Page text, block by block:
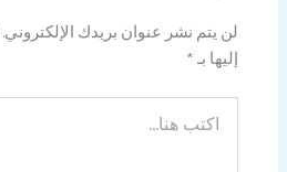
لن يتم نشر عنوان بريدك الإلكتروني.
إليها بـ *
هنا...